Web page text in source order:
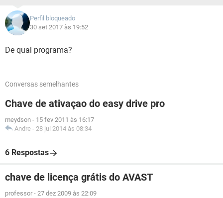
Perfil bloqueado
30 set 2017 às 19:52
De qual programa?
Conversas semelhantes
Chave de ativaçao do easy drive pro
meydson - 15 fev 2011 às 16:17
Andre - 28 jul 2014 às 08:34
6 Respostas
chave de licença grátis do AVAST
professor - 27 dez 2009 às 22:09